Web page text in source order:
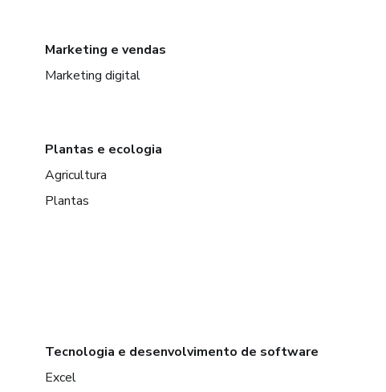
Marketing e vendas
Marketing digital
Plantas e ecologia
Agricultura
Plantas
Tecnologia e desenvolvimento de software
Excel